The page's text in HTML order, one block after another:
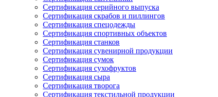
Сертификация серийного выпуска
Сертификация скрабов и пиллингов
Сертификация спецодежды
Сертификация спортивных объектов
Сертификация станков
Сертификация сувенирной продукции
Сертификация сумок
Сертификация сухофруктов
Сертификация сыра
Сертификация творога
Сертификация текстильной продукции